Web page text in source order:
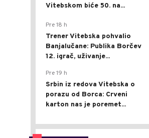
Vitebskom biće 50. na...
Pre 18 h
Trener Vitebska pohvalio
Banjalučane: Publika Borčev
12. igrač, uživanje...
Pre 19 h
Srbin iz redova Vitebska o
porazu od Borca: Crveni
karton nas je poremet...